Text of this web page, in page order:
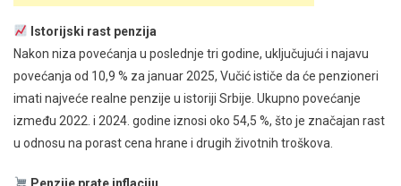
Istorijski rast penzija
Nakon niza povećanja u poslednje tri godine, uključujući i najavu
povećanja od 10,9 % za januar 2025, Vučić ističe da će penzioneri
imati najveće realne penzije u istoriji Srbije. Ukupno povećanje
između 2022. i 2024. godine iznosi oko 54,5 %, što je značajan rast
u odnosu na porast cena hrane i drugih životnih troškova.